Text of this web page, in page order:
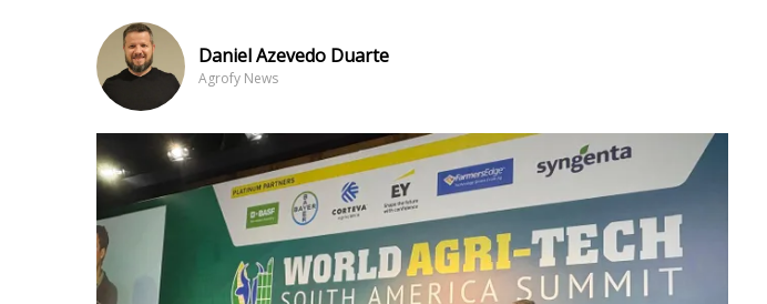
Daniel Azevedo Duarte
Agrofy News